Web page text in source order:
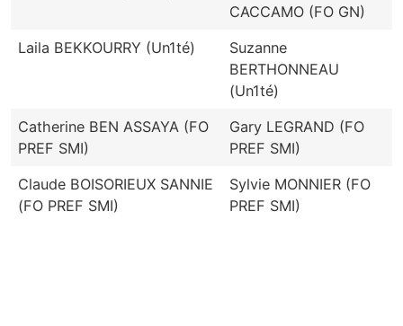
CACCAMO (FO GN)
Laila BEKKOURRY (Un1té)
Suzanne
BERTHONNEAU
(Un1té)
Catherine BEN ASSAYA (FO
PREF SMI)
Gary LEGRAND (FO
PREF SMI)
Claude BOISORIEUX SANNIE
(FO PREF SMI)
Sylvie MONNIER (FO
PREF SMI)